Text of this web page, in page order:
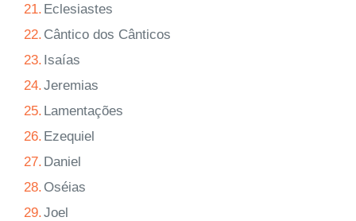
21. Eclesiastes
22. Cântico dos Cânticos
23. Isaías
24.Jeremias
25. Lamentações
26. Ezequiel
27. Daniel
28. Oséias
29.Joel